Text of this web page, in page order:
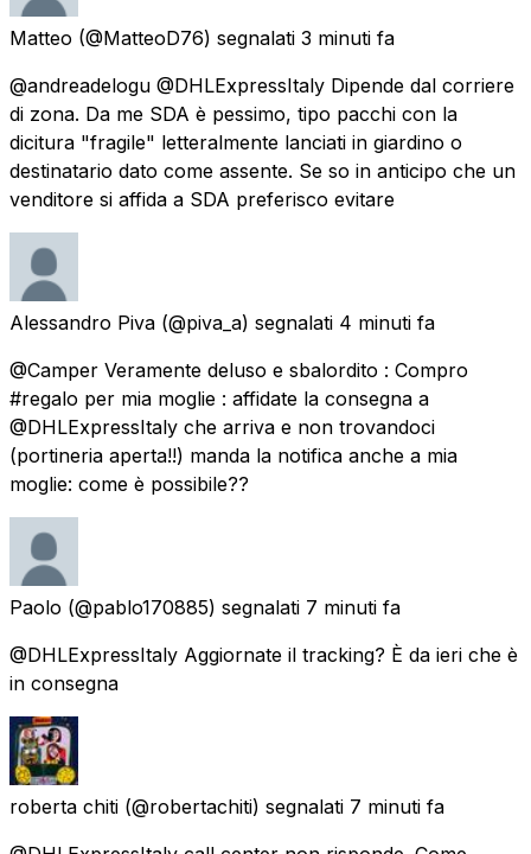
Matteo (@MatteoD76) segnalati 3 minuti fa
@andreadelogu @DHLExpressItaly Dipende dal corriere
di zona. Da me SDA è pessimo, tipo pacchi con la
dicitura "fragile" letteralmente lanciati in giardino o
destinatario dato come assente. Se so in anticipo che un
venditore si affida a SDA preferisco evitare
Alessandro Piva (@piva_a) segnalati 4 minuti fa
@Camper Veramente deluso e sbalordito : Compro
#regalo per mia moglie : affidate la consegna a
@DHLExpressItaly che arriva e non trovandoci
(portineria aperta!!) manda la notifica anche a mia
moglie: come è possibile??
Paolo (@pablo170885) segnalati 7 minuti fa
@DHLExpressItaly Aggiornate il tracking? È da ieri che è
in consegna
roberta chiti (@robertachiti) segnalati 7 minuti fa